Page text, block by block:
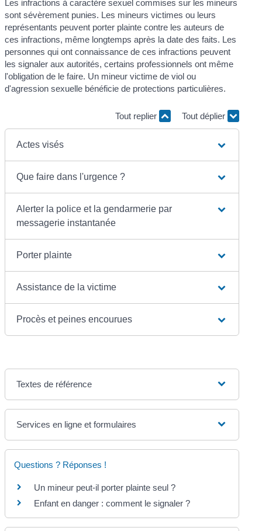
Les infractions à caractère sexuel commises sur les mineurs
sont sévèrement punies. Les mineurs victimes ou leurs
représentants peuvent porter plainte contre les auteurs de
ces infractions, même longtemps après la date des faits. Les
personnes qui ont connaissance de ces infractions peuvent
les signaler aux autorités, certains professionnels ont même
l'obligation de le faire. Un mineur victime de viol ou
d'agression sexuelle bénéficie de protections particulières.
Tout replier Tout déplier
Actes visés
Que faire dans l'urgence ?
Alerter la police et la gendarmerie par
messagerie instantanée
Porter plainte
Assistance de la victime
Procès et peines encourues
Textes de référence
Services en ligne et formulaires
Questions ? Réponses !
Un mineur peut-il porter plainte seul ?
Enfant en danger : comment le signaler ?